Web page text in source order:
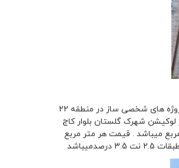
جزو پروژه های شخصی ساز در منطقه 22
های دریاچه چیتگر منطقه 22 تهران میباشد که در لوکیشن شهرک گلستان بلوار کاج
در حال ساخت میباشد پروژه تندیس اقاقیا دارای تیپ متراژه های 94 متر مربع تا 145 متر مربع میباشد . قیمت هر متر مربع